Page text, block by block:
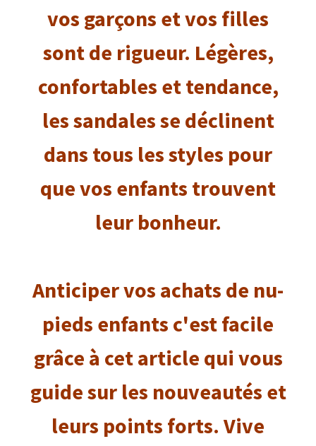
vos garçons et vos filles
sont de rigueur. Légères,
confortables et tendance,
les sandales se déclinent
dans tous les styles pour
que vos enfants trouvent
leur bonheur.
Anticiper vos achats de nu-
pieds enfants c'est facile
grâce à cet article qui vous
guide sur les nouveautés et
leurs points forts. Vive